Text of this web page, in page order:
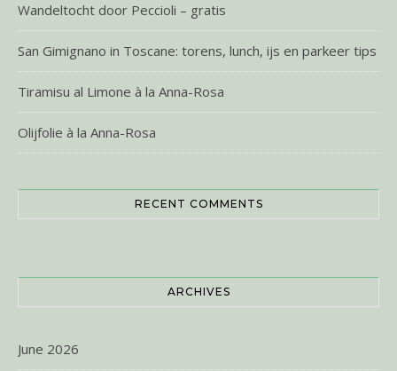
Wandeltocht door Peccioli – gratis
San Gimignano in Toscane: torens, lunch, ijs en parkeer tips
Tiramisu al Limone à la Anna-Rosa
Olijfolie à la Anna-Rosa
RECENT COMMENTS
ARCHIVES
June 2026